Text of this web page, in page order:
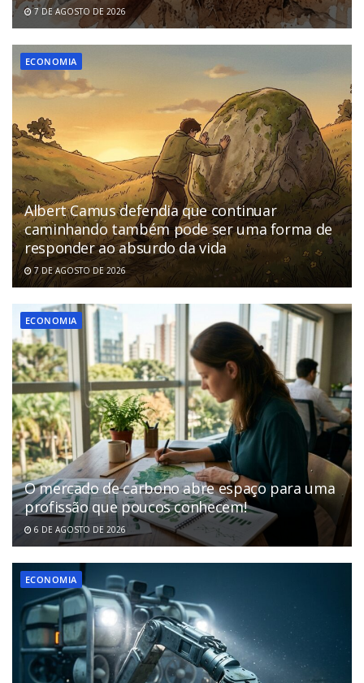
7 DE AGOSTO DE 2026
ECONOMIA
Albert Camus defendia que continuar
caminhando também pode ser uma forma de
responder ao absurdo da vida
7 DE AGOSTO DE 2026
ECONOMIA
O mercado de carbono abre espaço para uma
profissão que poucos conhecem!
6 DE AGOSTO DE 2026
ECONOMIA